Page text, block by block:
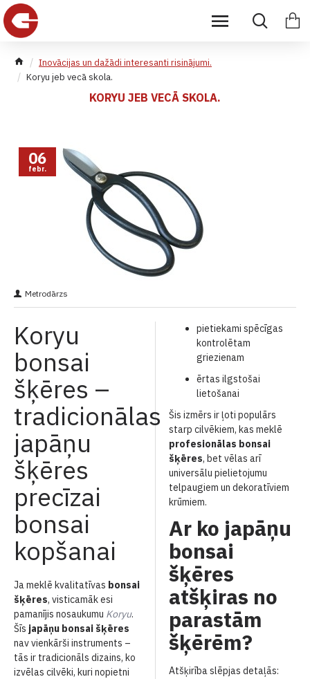
Inovācijas un dažādi interesanti risinājumi.
Koryu jeb vecā skola.
KORYU JEB VECĀ SKOLA.
06
febr.
Metrodārzs
Koryu
bonsai
šķēres –
tradicionālas
japāņu
šķēres
precīzai
bonsai
kopšanai
Ja meklē kvalitatīvas bonsai
šķēres, visticamāk esi
pamanījis nosaukumu Koryu.
Šīs japāņu bonsai šķēres
nav vienkārši instruments –
tās ir tradicionāls dizains, ko
izvēlas cilvēki, kuri nopietni
pietiekami spēcīgas
kontrolētam
griezienam
ērtas ilgstošai
lietošanai
Šis izmērs ir ļoti populārs
starp cilvēkiem, kas meklē
profesionālas bonsai
šķēres, bet vēlas arī
universālu pielietojumu
telpaugiem un dekoratīviem
krūmiem.
Ar ko japāņu
bonsai
šķēres
atšķiras no
parastām
šķērēm?
Atšķirība slēpjas detaļās: